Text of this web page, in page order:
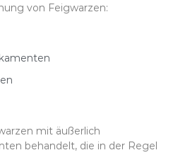
von Feigwarzen:
mit äußerlich
behandelt, die in der Regel